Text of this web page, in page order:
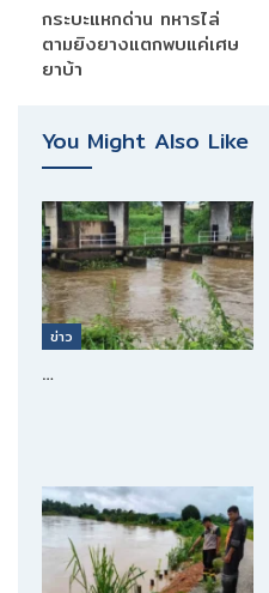
กระบะแหกด่าน ทหารไล่
ตามยิงยางแตกพบแค่เศษ
ยาบ้า
You Might Also Like
ข่าว
…